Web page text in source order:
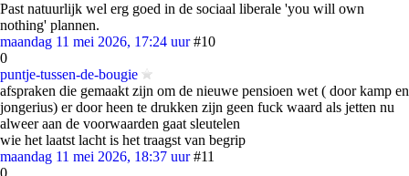
Past natuurlijk wel erg goed in de sociaal liberale 'you will own
nothing' plannen.
maandag 11 mei 2026, 17:24 uur #10
0
puntje-tussen-de-bougie
afspraken die gemaakt zijn om de nieuwe pensioen wet ( door kamp en
jongerius) er door heen te drukken zijn geen fuck waard als jetten nu
alweer aan de voorwaarden gaat sleutelen
wie het laatst lacht is het traagst van begrip
maandag 11 mei 2026, 18:37 uur #11
0